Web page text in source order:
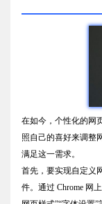
在如今，个性化的网
照自己的喜好来调整
满足这一需求。
首先，要实现自定义
件。通过 Chrome 网